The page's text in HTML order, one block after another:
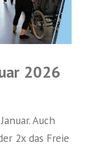
2026
Auch
2x das Freie